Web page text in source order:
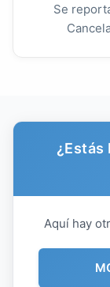
Se
¿Estás
Aquí hay